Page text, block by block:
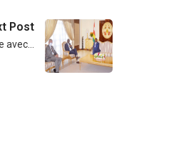
Post
avec…